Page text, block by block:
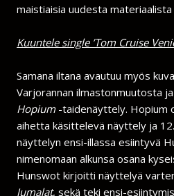
maistiaisia uudesta
Kuuntele single ’Tom Cruise
Samana iltana avautuu myös
Varjorannan ilmastonmuutosta
Hopium-taidenäyttely. Hopium
aihetta käsittelevä näyttely ja
näyttelyn ensi-illassa esiintyvä
nimenomaan alkunsa osana
Hunswot kirjoitti näyttelyä
Jumalat, sekä teki ensi-